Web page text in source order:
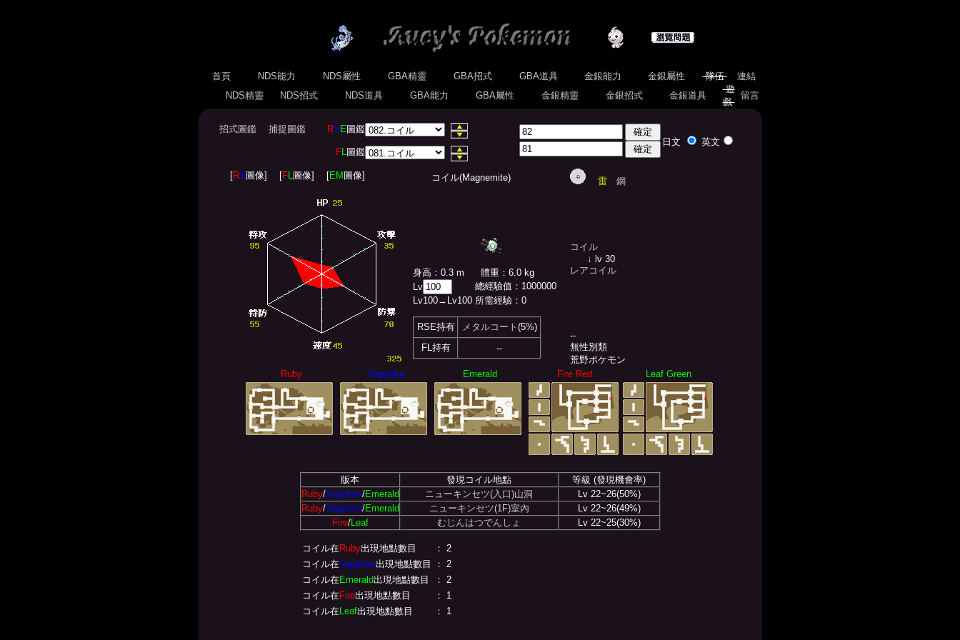
首頁 NDS能力 NDS屬性 GBA精靈 GBA招式 GBA道具 金銀能力 金銀屬性 隊伍
連結
NDS精靈
NDS招式 NDS道具 GBA能力 GBA屬性 金銀精靈 金銀招式 金銀道具
遊
戲
留言
招式圖鑑 捕捉圖鑑 RS E圖鑑
FL圖鑑
日文 英文
[RS 圖像] [FL圖像] [EM 圖像] コイル(Magnemite) 雷 鋼
身高：0.3 m
體重：6.0 kg
Lv
總經驗值 ： 1000000
Lv100→Lv100 所需經驗： 0
RSE持有 メタルコート (5%)
FL持有
--
コイル
↓ lv 30
レアコイル
--
無性別類
荒野ポケモン
Ruby
Sapphire Emerald Fire Red Leaf Green
版本 發現コイル地點
等級 (發現機會率)
Ruby/Sapphire/Emerald ニューキンセツ(入口)山洞
Lv 22~26(50%)
Ruby/Sapphire/Emerald ニューキンセツ(1F)室內
Lv 22~26(49%)
Fire/Leaf むじんはつでんしょ Lv 22~25(30%)
コイル在Ruby出現地點數目
： 2
コイル在Sapphire出現地點數目
： 2
コイル在Emerald出現地點數目
： 2
コイル在Fire出現地點數目
： 1
コイル在Leaf出現地點數目 ： 1